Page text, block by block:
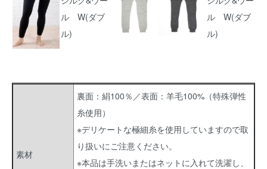
素材
裏面：絹100％／表面：羊毛100%（特殊弾性
糸使用）
※デリケートな極細糸を使用していますので取
り扱いにご注意ください。
※本品は手洗いまたはネットに入れて洗濯し、